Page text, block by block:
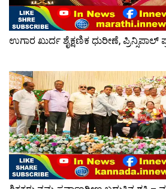
ಉಗಾರ ಖುರ್ದ ಶೈಕ್ಷಣಿಕ ಧುರೀಣೆ, ಪ್ರಿನ್ಸಿಪಾಲ್